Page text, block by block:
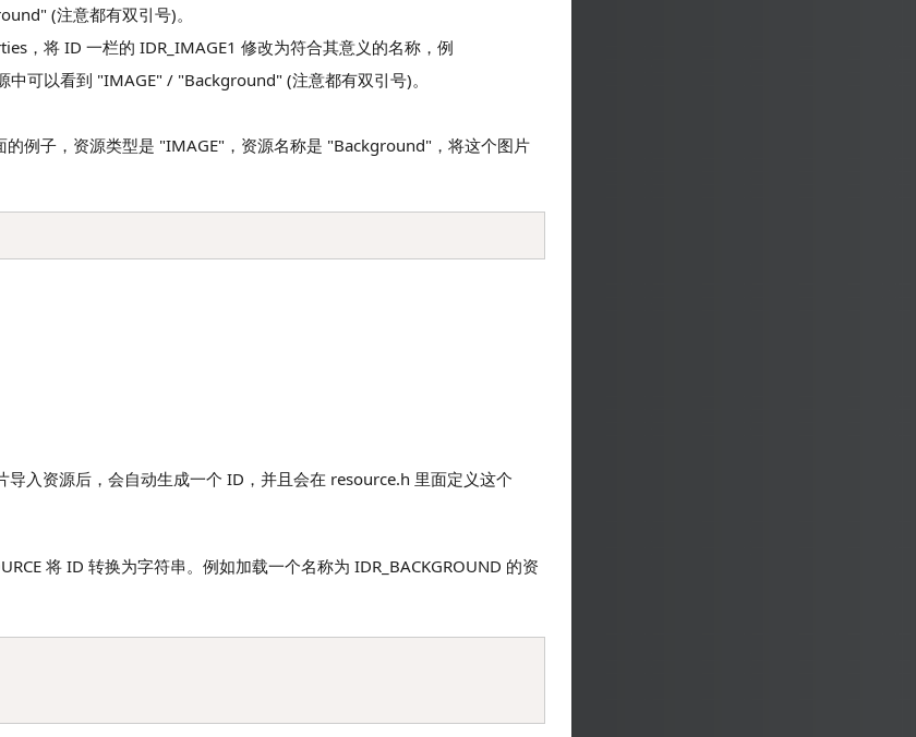
(注意都有双引号)。
，将 ID 一栏的 IDR_IMAGE1 修改为符合其意义的名称，例
可以看到 "IMAGE" / "Background" (注意都有双引号)。
的例子，资源类型是 "IMAGE"，资源名称是 "Background"，将这个图片
入资源后，会自动生成一个 ID，并且会在 resource.h 里面定义这个
将 ID 转换为字符串。例如加载一个名称为 IDR_BACKGROUND 的资